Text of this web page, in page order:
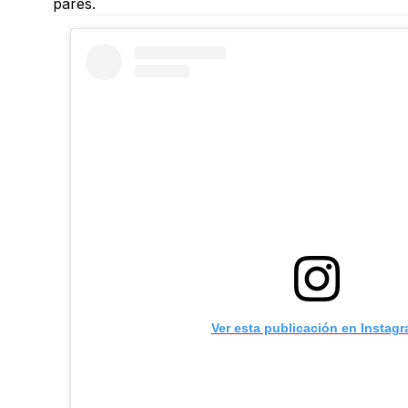
Ver esta publicación en